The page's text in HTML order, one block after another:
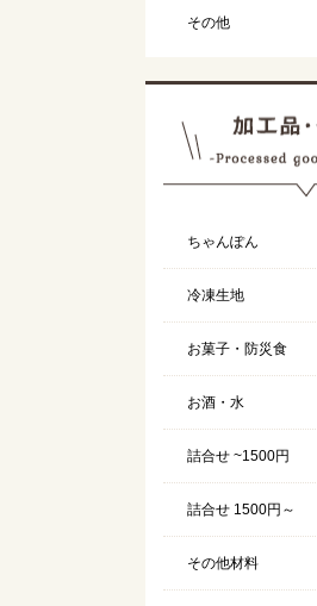
その他
ちゃんぽん
冷凍生地
お菓子・防災食
お酒・水
詰合せ ~1500円
詰合せ 1500円～
その他材料